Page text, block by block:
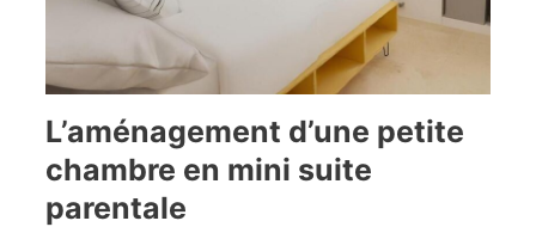
L’aménagement d’une petite
chambre en mini suite
parentale